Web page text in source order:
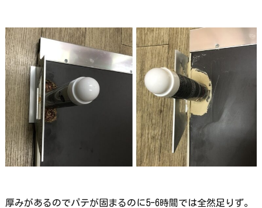
厚みがあるのでパテが固まるのに5-6時間では全然足りず。